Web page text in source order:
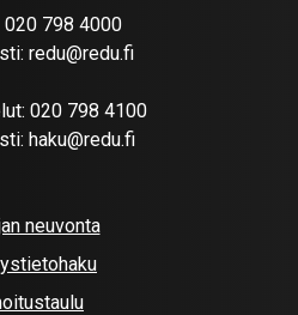
020 798 4000
redu@redu.fi
020 798 4100
haku@redu.fi
neuvonta